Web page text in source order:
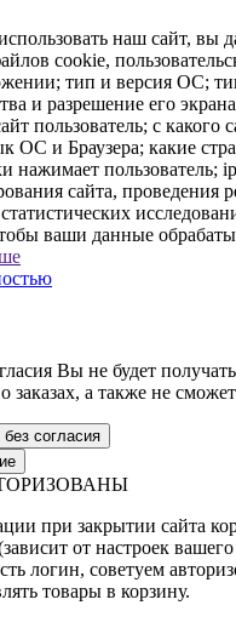
наш сайт, вы
cookie,
тип и версия ОС;
и разрешение его
пользователь; с какого
ОС и Браузера; какие
нажимает пользователь;
сайта, проведения
ваши данные
Вы не будет
заказах, а также не
согласия
при закрытии сайта
от настроек
логин, советуем
товары в корзину.